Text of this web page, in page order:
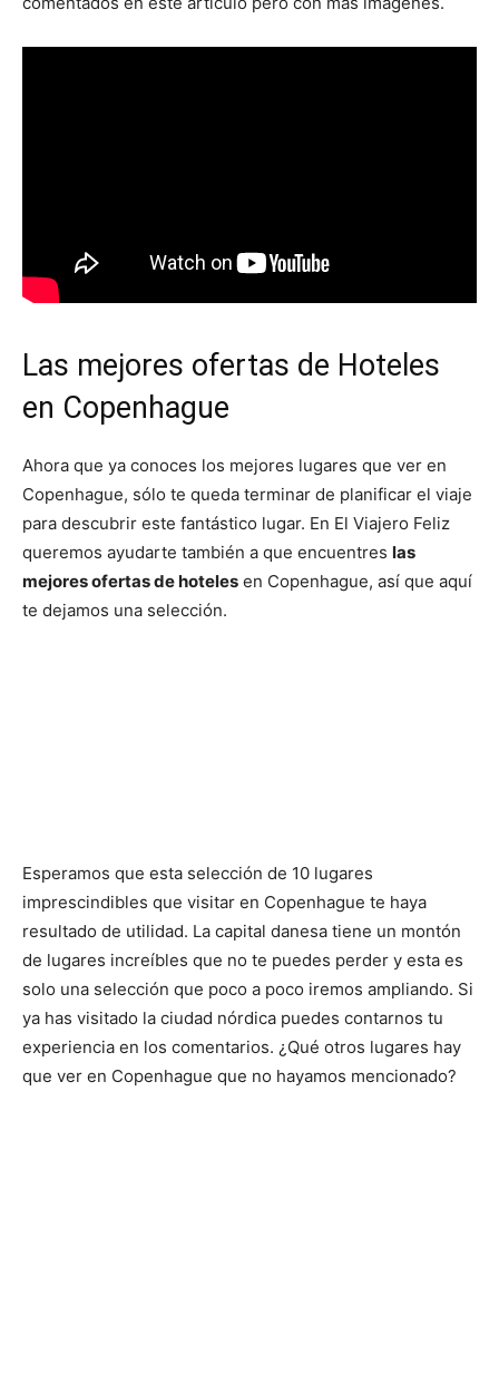
Las mejores ofertas de Hoteles
en Copenhague
Ahora que ya conoces los mejores lugares que ver en
Copenhague, sólo te queda terminar de planificar el viaje
para descubrir este fantástico lugar. En El Viajero Feliz
queremos ayudarte también a que encuentres las
mejores ofertas de hoteles en Copenhague, así que aquí
te dejamos una selección.
Esperamos que esta selección de 10 lugares
imprescindibles que visitar en Copenhague te haya
resultado de utilidad. La capital danesa tiene un montón
de lugares increíbles que no te puedes perder y esta es
solo una selección que poco a poco iremos ampliando. Si
ya has visitado la ciudad nórdica puedes contarnos tu
experiencia en los comentarios. ¿Qué otros lugares hay
que ver en Copenhague que no hayamos mencionado?